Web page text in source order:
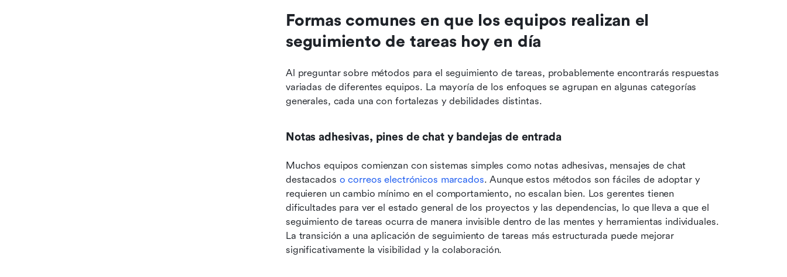
Formas comunes en que los equipos realizan el
seguimiento de tareas hoy en día
Al preguntar sobre métodos para el seguimiento de tareas, probablemente encontrarás respuestas
variadas de diferentes equipos. La mayoría de los enfoques se agrupan en algunas categorías
generales, cada una con fortalezas y debilidades distintas.
Notas adhesivas, pines de chat y bandejas de entrada
Muchos equipos comienzan con sistemas simples como notas adhesivas, mensajes de chat
destacados o correos electrónicos marcados. Aunque estos métodos son fáciles de adoptar y
requieren un cambio mínimo en el comportamiento, no escalan bien. Los gerentes tienen
dificultades para ver el estado general de los proyectos y las dependencias, lo que lleva a que el
seguimiento de tareas ocurra de manera invisible dentro de las mentes y herramientas individuales.
La transición a una aplicación de seguimiento de tareas más estructurada puede mejorar
significativamente la visibilidad y la colaboración.